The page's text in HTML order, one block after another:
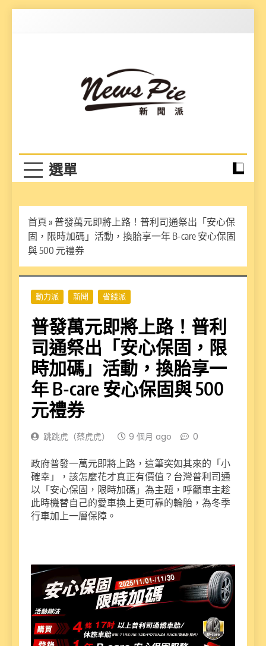
首頁 » 普發萬元即將上路！普利司通祭出「安心保
固，限時加碼」活動，換胎享一年 B-care 安心保固
與 500 元禮券
動力派 新聞 省錢派
普發萬元即將上路！普利
司通祭出「安心保固，限
時加碼」活動，換胎享一
年 B-care 安心保固與 500
元禮券
跳跳虎（蔡虎虎） 9 個月 ago 0
政府普發一萬元即將上路，這筆突如其來的「小
確幸」，該怎麼花才真正有價值？台灣普利司通
以「安心保固，限時加碼」為主題，呼籲車主趁
此時機替自己的愛車換上更可靠的輪胎，為冬季
行車加上一層保障。